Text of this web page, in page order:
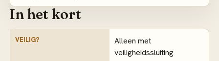
In het kort
VEILIG?
Alleen met
veiligheidssluiting